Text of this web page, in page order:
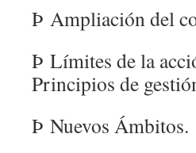
Þ Ampliación del
Þ Límites de la
Principios de
Þ Nuevos Ámbitos.